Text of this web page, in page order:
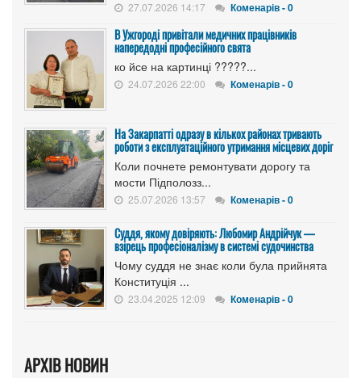
27.07.2026 14:17 Коменарів - 0
В Ужгороді привітали медичних працівників
напередодні професійного свята
ко йсе на картинці ?????...
24.07.2026 22:00 Коменарів - 0
На Закарпатті одразу в кількох районах тривають
роботи з експлуатаційного утримання місцевих доріг
Коли почнете ремонтувати дорогу та
мости Підполозз...
25.07.2026 13:57 Коменарів - 0
Суддя, якому довіряють: Любомир Андрійчук —
взірець професіоналізму в системі судочинства
Чому суддя не знає коли була прийнята
Конституція ...
23.04.2025 12:09 Коменарів - 0
АРХІВ НОВИН